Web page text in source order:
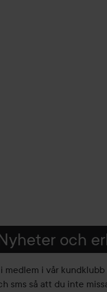
och
medlem i vår
sms så att du inte